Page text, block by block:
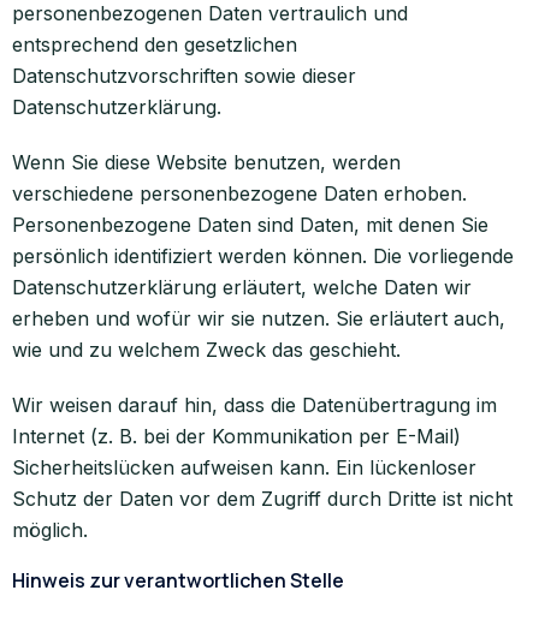
personenbezogenen Daten vertraulich und
entsprechend den gesetzlichen
Datenschutzvorschriften sowie dieser
Datenschutzerklärung.
Wenn Sie diese Website benutzen, werden
verschiedene personenbezogene Daten erhoben.
Personenbezogene Daten sind Daten, mit denen Sie
persönlich identifiziert werden können. Die vorliegende
Datenschutzerklärung erläutert, welche Daten wir
erheben und wofür wir sie nutzen. Sie erläutert auch,
wie und zu welchem Zweck das geschieht.
Wir weisen darauf hin, dass die Datenübertragung im
Internet (z. B. bei der Kommunikation per E-Mail)
Sicherheitslücken aufweisen kann. Ein lückenloser
Schutz der Daten vor dem Zugriff durch Dritte ist nicht
möglich.
Hinweis zur verantwortlichen Stelle